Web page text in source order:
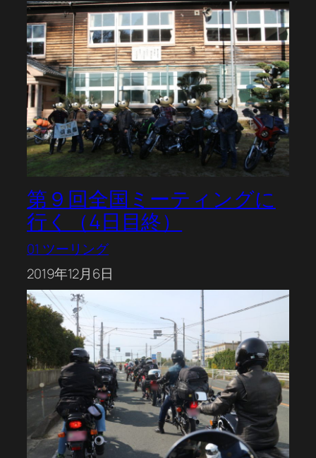
第９回全国ミーティングに
行く（4日目終）
01 ツーリング
2019年12月6日